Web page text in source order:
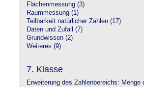
Flächenmessung (3)
Raummessung (1)
Teilbarkeit natürlicher Zahlen (17)
Daten und Zufall (7)
Grundwissen (2)
Weiteres (9)
7. Klasse
Erweiterung des Zahlenbereichs: Menge